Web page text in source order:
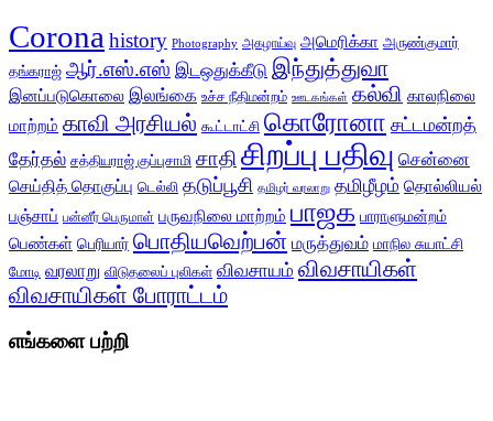
Corona history Photography அகழாய்வு அமெரிக்கா அருண்குமார்
தங்கராஜ் ஆர்.எஸ்.எஸ் இடஒதுக்கீடு இந்துத்துவா
இனப்படுகொலை இலங்கை உச்ச நீதிமன்றம் ஊடகங்கள் கல்வி காலநிலை
மாற்றம் காவி அரசியல் கூட்டாட்சி கொரோனா சட்டமன்றத்
தேர்தல் சத்தியராஜ் குப்புசாமி சாதிசிறப்பு பதிவு சென்னை
செய்தித் தொகுப்பு டெல்லி தடுப்பூசி தமிழர் வரலாறு தமிழீழம் தொல்லியல்
பஞ்சாப் பன்னீர் பெருமாள் பருவநிலை மாற்றம் பாஜக பாராளுமன்றம்
பெண்கள் பெரியார் பொதியவெற்பன் மருத்துவம் மாநில சுயாட்சி
மோடி வரலாறு விடுதலைப் புலிகள் விவசாயம் விவசாயிகள்
விவசாயிகள் போராட்டம்
எங்களை பற்றி